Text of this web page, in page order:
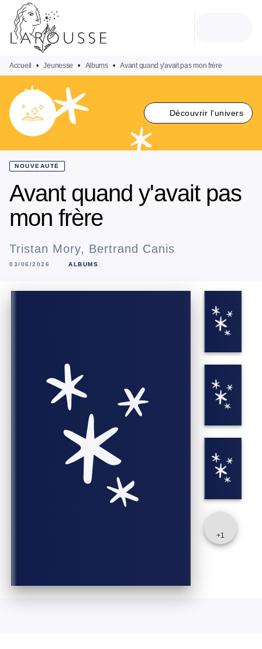
MENU
PIED DE PAGE
Accueil • Jeunesse • Albums • Avant quand y'avait pas mon frère
Découvrir l'univers
NOUVEAUTÉ
Avant quand y'avait pas
mon frère
Tristan Mory, Bertrand Canis
03/06/2026 ALBUMS
+1